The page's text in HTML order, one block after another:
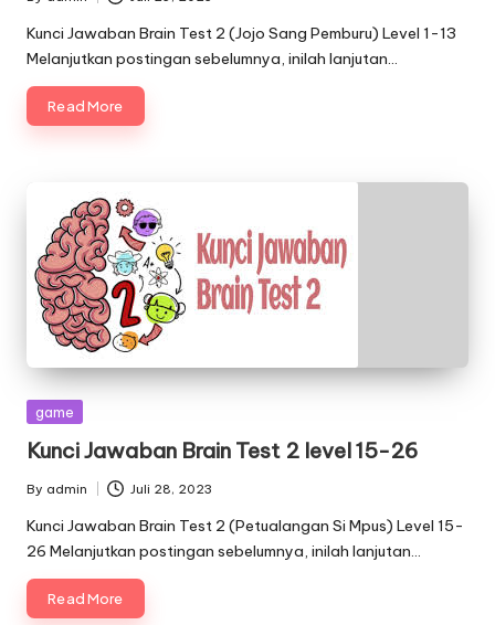
Posted
by
Kunci Jawaban Brain Test 2 (Jojo Sang Pemburu) Level 1-13
Melanjutkan postingan sebelumnya, inilah lanjutan…
Read More
Posted
game
Kunci Jawaban Brain Test 2 level 15-26
Posted
by
By admin Juli 28, 2023
Kunci Jawaban Brain Test 2 (Petualangan Si Mpus) Level 15-
26 Melanjutkan postingan sebelumnya, inilah lanjutan…
Read More